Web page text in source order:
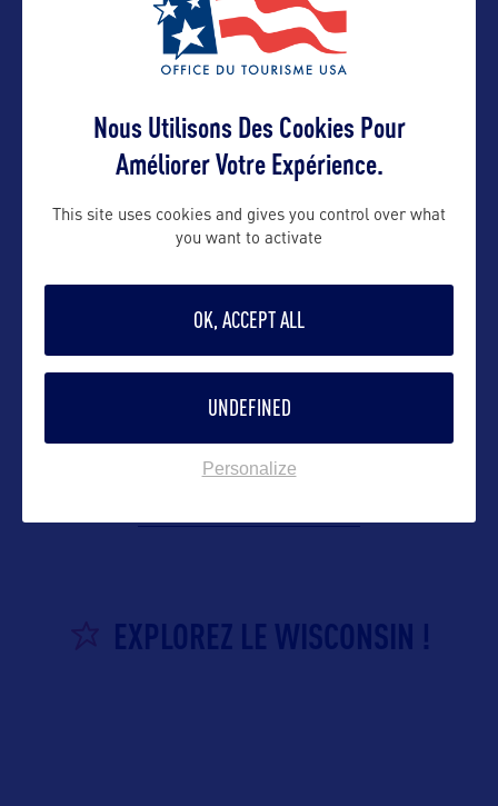
Wisconsin Historical Museum
Devil's Lake State Park
EXPLOREZ LE WISCONSIN !
Nous Utilisons Des Cookies Pour
Améliorer Votre Expérience.
This site uses cookies and gives you control over what
you want to activate
OK, ACCEPT ALL
UNDEFINED
Personalize